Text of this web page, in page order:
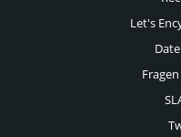
Let's